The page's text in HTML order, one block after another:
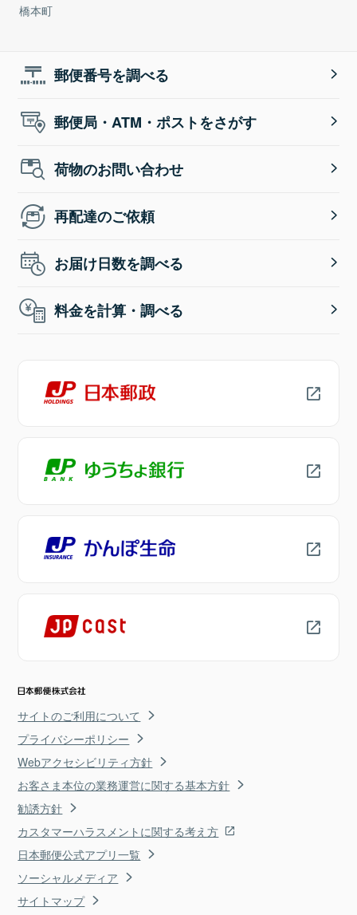
橋本町
郵便番号を調べる
郵便局・ATM・ポストをさがす
荷物のお問い合わせ
再配達のご依頼
お届け日数を調べる
料金を計算・調べる
サイトのご利用について
プライバシーポリシー
Webアクセシビリティ方針
お客さま本位の業務運営に関する基本方針
勧誘方針
カスタマーハラスメントに関する考え方
日本郵便公式アプリ一覧
ソーシャルメディア
サイトマップ